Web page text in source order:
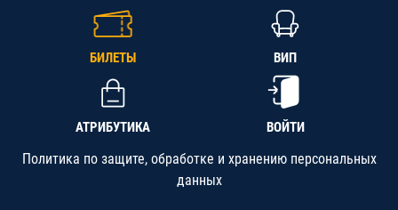
БИЛЕТЫ ВИП
АТРИБУТИКА ВОЙТИ
Политика по защите, обработке и хранению персональных
данных